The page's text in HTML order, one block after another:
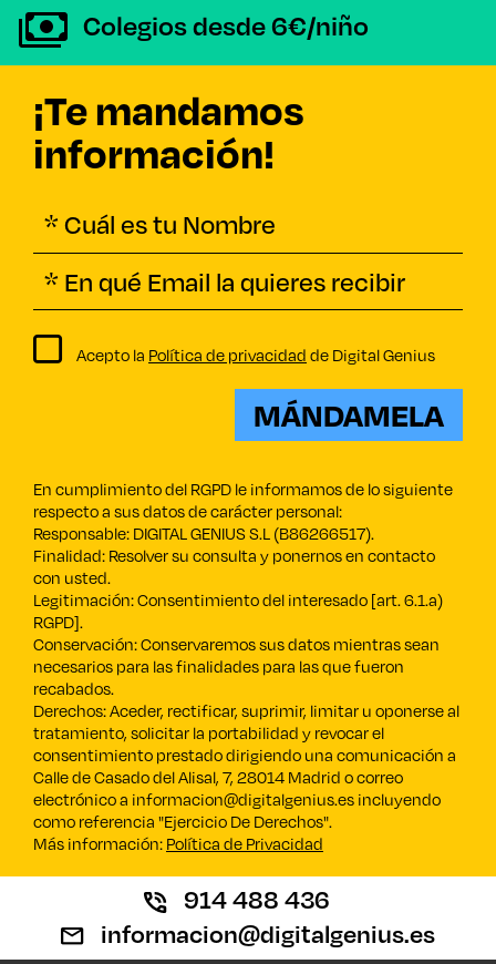
Colegios desde 6€/niño
¡Te mandamos
información!
Acepto la Política de privacidad de Digital Genius
MÁNDAMELA
En cumplimiento del RGPD le informamos de lo siguiente
respecto a sus datos de carácter personal:
Responsable: DIGITAL GENIUS S.L (B86266517).
Finalidad: Resolver su consulta y ponernos en contacto
con usted.
Legitimación: Consentimiento del interesado [art. 6.1.a)
RGPD].
Conservación: Conservaremos sus datos mientras sean
necesarios para las finalidades para las que fueron
recabados.
Derechos: Aceder, rectificar, suprimir, limitar u oponerse al
tratamiento, solicitar la portabilidad y revocar el
consentimiento prestado dirigiendo una comunicación a
Calle de Casado del Alisal, 7, 28014 Madrid o correo
electrónico a informacion@digitalgenius.es incluyendo
como referencia "Ejercicio De Derechos".
Más información: Política de Privacidad
914 488 436
informacion@digitalgenius.es